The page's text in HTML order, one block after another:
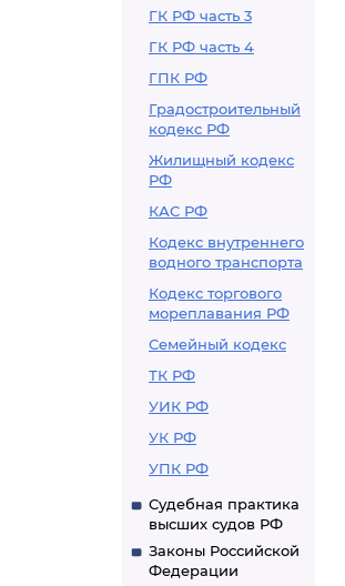
ГК РФ часть 3
ГК РФ часть 4
ГПК РФ
Градостроительный
кодекс РФ
Жилищный кодекс
РФ
КАС РФ
Кодекс внутреннего
водного транспорта
Кодекс торгового
мореплавания РФ
Семейный кодекс
ТК РФ
УИК РФ
УК РФ
УПК РФ
Судебная практика
высших судов РФ
Законы Российской
Федерации